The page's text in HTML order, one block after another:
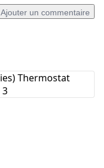
Ajouter un commentaire